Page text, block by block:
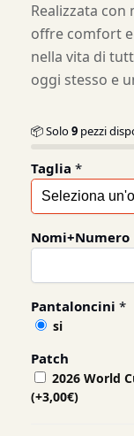
Realizzata
offre comfort
nella vita di
oggi stesso e
📦 Solo9 pezzi
Taglia *
Nomi+Numero
Pantaloncini *
si
Patch
2026 World
(+3,00€)